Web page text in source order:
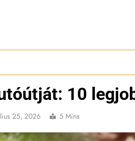
10
25, 2026 5 Mins